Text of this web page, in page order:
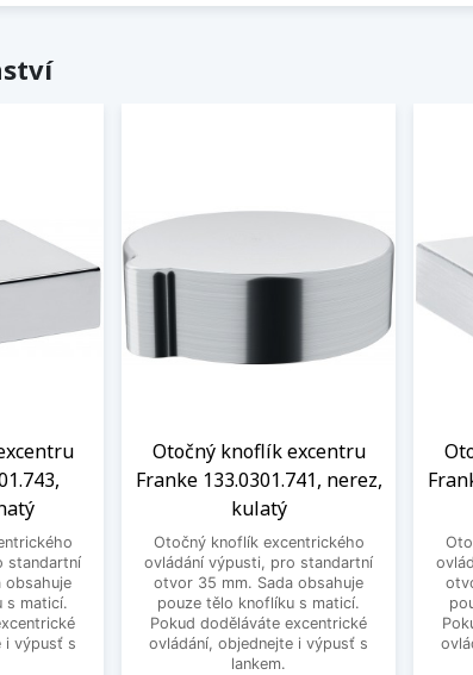
standartní
obsahuje
s maticí.
i výpusť s
Otočný knoflík excentru
Franke 133.0301.741, nerez,
kulatý
Otočný knoflík excentrického
ovládání výpusti, pro standartní
otvor 35 mm. Sada obsahuje
pouze tělo knoflíku s maticí.
Pokud doděláváte excentrické
ovládání, objednejte i výpusť s
lankem.